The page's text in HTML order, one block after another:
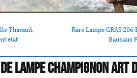
Tharaud,
état
Rare Lampe GRAS 206
Bauhaus
LAMPE CHAMPIGNON ART